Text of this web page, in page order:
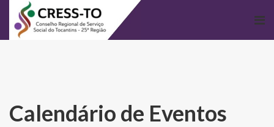
Calendário de Eventos